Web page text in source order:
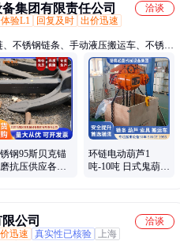
集团有限责任公司
洽谈
验L1 回复及时 出价迅速
不锈钢链条、手动液压搬运车、不锈钢
手拉葫芦、手拉葫芦、手扳葫芦、手动
绳电动葫芦、日式鬼头电动葫芦、G80起
、手动地牛、日式环链电动葫芦、DHS
芦、三角手拉葫芦、三角手动葫芦、微型
堆高车
钢95斯贝克锚
抗压供应各种
环链电动葫芦1
吨-10吨 日式鬼葫芦
公司
洽谈
迅速 真实性已核验
上海